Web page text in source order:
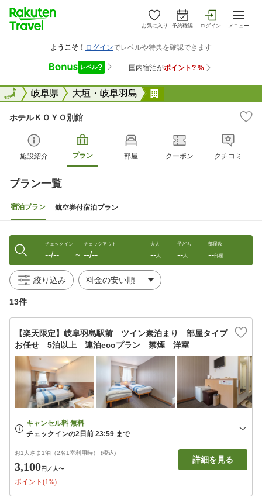
お気に入り 予約確認 ログイン メニュー
全国岐阜県 大垣・岐阜羽島
全国
ホテルＫＯＹＯ別館
施設紹介 プラン 部屋 クーポン クチコミ
プラン一覧
宿泊プラン 航空券付宿泊プラン
チェックイン
--/-- 〜
チェックアウト
--/--
大人
--人
子ども
--人
部屋数
--部屋
絞り込み
13件
【楽天限定】岐阜羽島駅前 ツイン素泊まり 部屋タイプ
お任せ 5泊以上 連泊ecoプラン 禁煙 洋室
お1人さま1泊（2名1室利用時） (税込)
3,100円 ／人〜
ポイント(1%)
詳細を見る